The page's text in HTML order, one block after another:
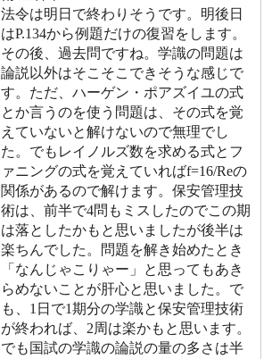
法令は明日で終わりそうです。明後日
はP.134から例題だけの復習をします。
その後、過去問ですね。学識の問題は
論説以外はそこそこできそうな感じで
す。ただ、ハーゲン・ポアズイユの式
とか言うのを使う問題は、その式を覚
えていないと解けないので無理でし
た。でもレイノルズ数を求める式とフ
ァニングの式を覚えていればf=16/Reの
関係があるので解けます。保安管理技
術は、前半で4問もミスしたのでこの期
は落としたかもと思いましたが後半は
楽ちんでした。問題を解き始めたとき
「なんじゃこりゃー」と思ってもあき
らめないことが肝心と思いました。で
も、1日で1期分の学識と保安管理技術
が終われば、2周は楽かもと思います。
でも国試の学識の論説の量の多さは半